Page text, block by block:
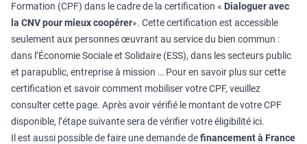
Formation (CPF) dans le cadre de la certification « Dialoguer avec
la CNV pour mieux coopérer». Cette certification est accessible
seulement aux personnes œuvrant au service du bien commun :
dans l’Économie Sociale et Solidaire (ESS), dans les secteurs public
et parapublic, entreprise à mission … Pour en savoir plus sur cette
certification et savoir comment mobiliser votre CPF, veuillez
consultercette page. Après avoir vérifié le montant de votre CPF
disponible, l’étape suivante sera devérifier votre éligibilité ici.
Il est aussi possible de faire une demande definancement à France